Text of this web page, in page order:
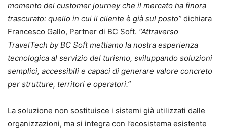
momento del customer journey che il mercato ha finora
trascurato: quello in cui il cliente è già sul posto” dichiara
Francesco Gallo, Partner di BC Soft. “Attraverso
TravelTech by BC Soft mettiamo la nostra esperienza
tecnologica al servizio del turismo, sviluppando soluzioni
semplici, accessibili e capaci di generare valore concreto
per strutture, territori e operatori.”
La soluzione non sostituisce i sistemi già utilizzati dalle
organizzazioni, ma si integra con l’ecosistema esistente